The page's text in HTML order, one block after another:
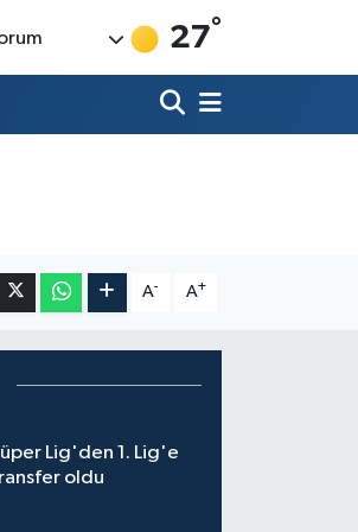
27°
A- A+
Lig'den 1. Lig'e
oldu